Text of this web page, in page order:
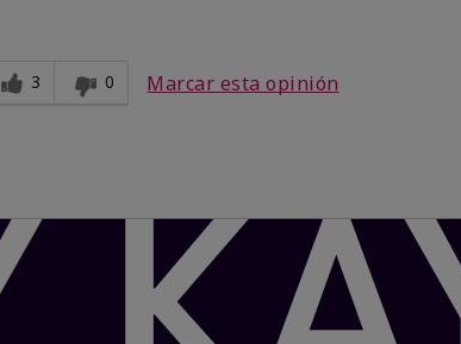
3 0 Marcar esta opinión